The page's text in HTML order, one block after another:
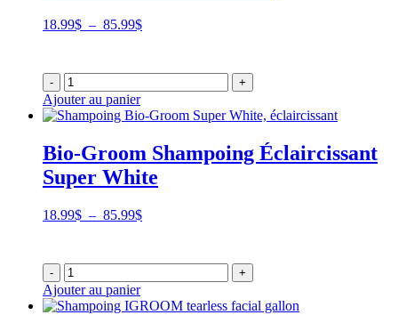
18.99$ – 85.99$Plage
18.99$
à
- +
Ajouter au panier
Bio-Groom Shampoing Éclaircissant
Super White
18.99$ – 85.99$Plage
18.99$
à
- +
Ajouter au panier